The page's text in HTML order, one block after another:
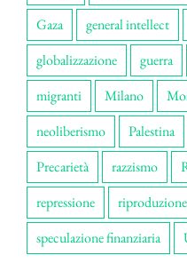
Gaza
general intellect
globalizzazione
guerra
migranti
Milano
neoliberismo
Palestina
Precarietà
razzismo
repressione
speculazione finanziaria